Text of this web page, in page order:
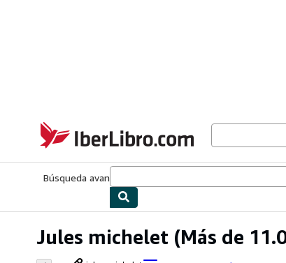
IberLibro.com
Búsqueda avanzada
Jules michelet (Más de